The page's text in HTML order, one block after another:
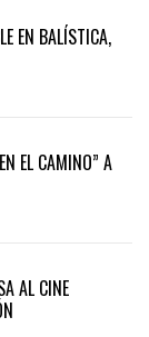
EN BALÍSTICA,
EL CAMINO” A
AL CINE